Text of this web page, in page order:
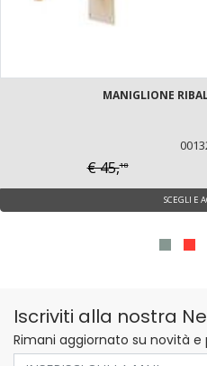
MANIGLIONE
€ 45,18
SCEGLI E
Iscriviti alla nostra
Rimani aggiornato su novità e